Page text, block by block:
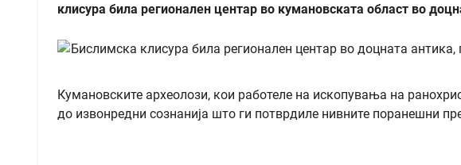
клисура била регионален центар во кумановската област во
Кумановските археолози, кои работеле на ископувања на
до извонредни сознанија што ги потврдиле нивните поранешни